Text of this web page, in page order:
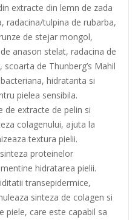
extracte din lemn de zada
radacina/tulpina de rubarba,
de stejar mongol,
anason stelat, radacina de
de Thunberg’s Mahil
hidratanta si
pielea sensibila.
de extracte de pelin si
colagenului, ajuta la
textura pielii.
proteinelor
hidratarea pielii.
transepidermice,
sinteza de colagen si
piele, care este capabil sa